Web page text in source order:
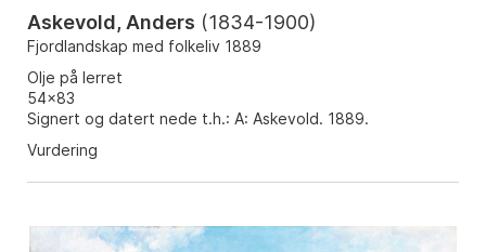
Askevold, Anders (1834-1900)
Fjordlandskap med folkeliv 1889
Olje på lerret
54x83
Signert og datert nede t.h.: A: Askevold. 1889.
Vurdering